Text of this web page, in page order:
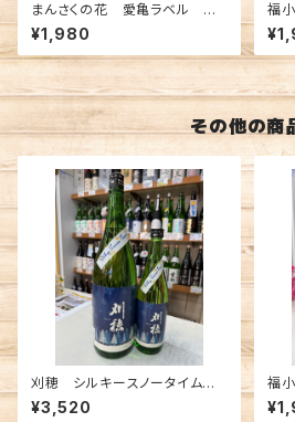
まんさくの花 愛亀ラベル 純
米吟醸 一度火入れ原酒 72
0ml
¥1,980
福
み
その他の商
刈穂 シルキースノータイム
純米吟醸 1800ml
¥3,520
福
み